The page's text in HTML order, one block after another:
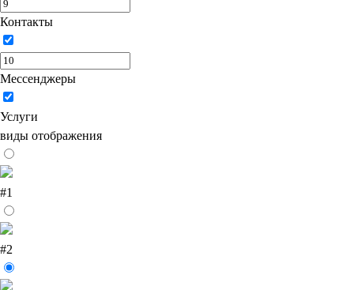
Контакты
Мессенджеры
Услуги
виды отображения
#1
#2